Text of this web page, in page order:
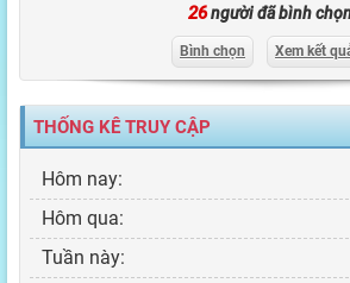
26người đã bình
Bình chọn Xem kết
THỐNG KÊ TRUY CẬP
Hôm nay:
Hôm qua:
Tuần này: